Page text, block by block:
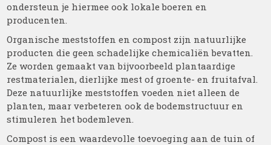
ondersteun je hiermee ook lokale boeren en
producenten.
Organische meststoffen en compost zijn natuurlijke
producten die geen schadelijke chemicaliën bevatten.
Ze worden gemaakt van bijvoorbeeld plantaardige
restmaterialen, dierlijke mest of groente- en fruitafval.
Deze natuurlijke meststoffen voeden niet alleen de
planten, maar verbeteren ook de bodemstructuur en
stimuleren het bodemleven.
Compost is een waardevolle toevoeging aan de tuin of